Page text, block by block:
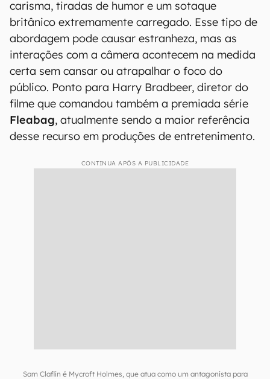
carisma, tiradas de humor e um sotaque
britânico extremamente carregado. Esse tipo de
abordagem pode causar estranheza, mas as
interações com a câmera acontecem na medida
certa sem cansar ou atrapalhar o foco do
público. Ponto para Harry Bradbeer, diretor do
filme que comandou também a premiada série
Fleabag, atualmente sendo a maior referência
desse recurso em produções de entretenimento.
CONTINUA APÓS A PUBLICIDADE
Sam Claflin é Mycroft Holmes, que atua como um antagonista para